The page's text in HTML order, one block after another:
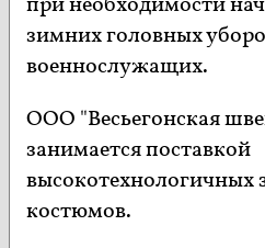
зимних головных
военнослужащих.
ООО "Весьегонская
занимается поставкой
костюмов.